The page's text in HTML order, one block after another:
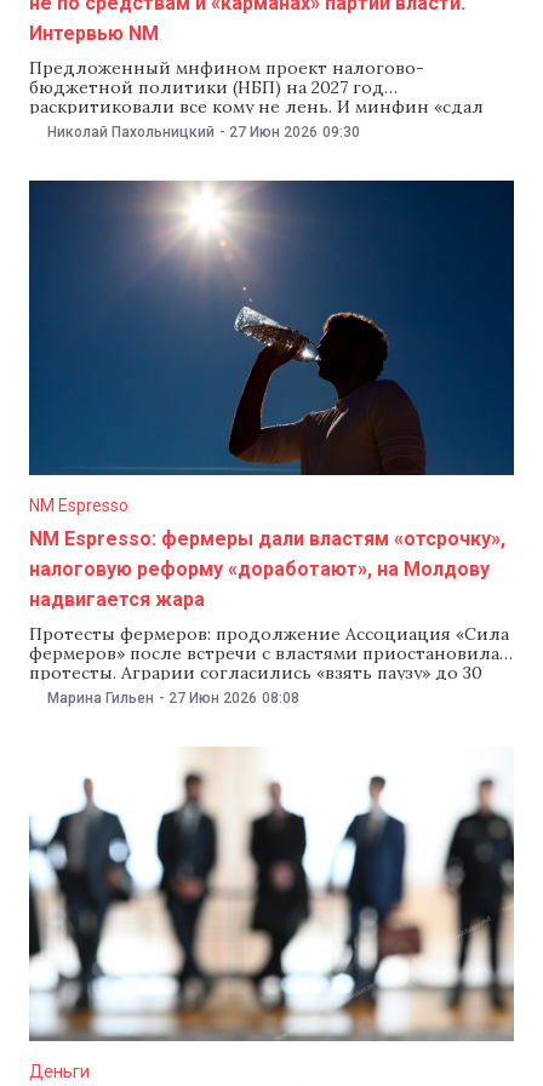
Интервью NM
Предложенный мнфином проект налогово-
бюджетной политики (НБП) на 2027 год
раскритиковали все кому не лень. И минфин «сдал
назад». В чем проблема с налоговой реформой? Что
все-таки делать с НДС на сельхозпродукцию? И на
Об этом мы поговорили с экономическим экспертом
IDIS Viitorul Вячеславом
Николай Пахольницкий - 27 Июн 2026 09:30
NM Espresso
NM Espresso: фермеры дали властям «отсрочку»,
налоговую реформу «доработают», на Молдову
надвигается жара
Протесты фермеров: продолжение Ассоциация «Сила
фермеров» после встречи с властями приостановила
протесты. Аграрии согласились «взять паузу» до 30
июня, пока правительство пересматривает проект
налогово-бюджетной политики на 2027 год, который
партия «Демократия дома» отвергла обвинения
полиции в адрес своего депутата Серджиу Стефанко
в том, что он задел
Марина Гильен - 27 Июн 2026 08:08
Деньги